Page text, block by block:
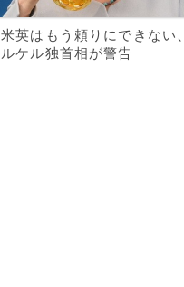
米英はもう頼りにできない
ルケル独首相が警告